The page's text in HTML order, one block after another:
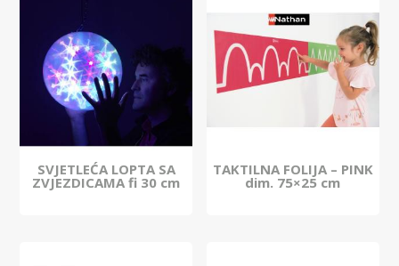
SVJETLEĆA LOPTA SA
ZVJEZDICAMA fi 30 cm
TAKTILNA FOLIJA – PINK
dim. 75×25 cm